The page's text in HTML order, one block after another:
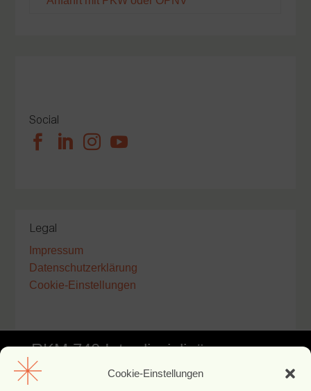
Cookie-Einstellungen
Social
   
Legal
Impressum
Datenschutzerklärung
Cookie-Einstellungen
RKM 740 Interdisziplinäre
Facharztklinik